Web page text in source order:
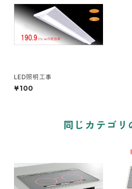
LED照明工事
¥100
同じカテゴリ